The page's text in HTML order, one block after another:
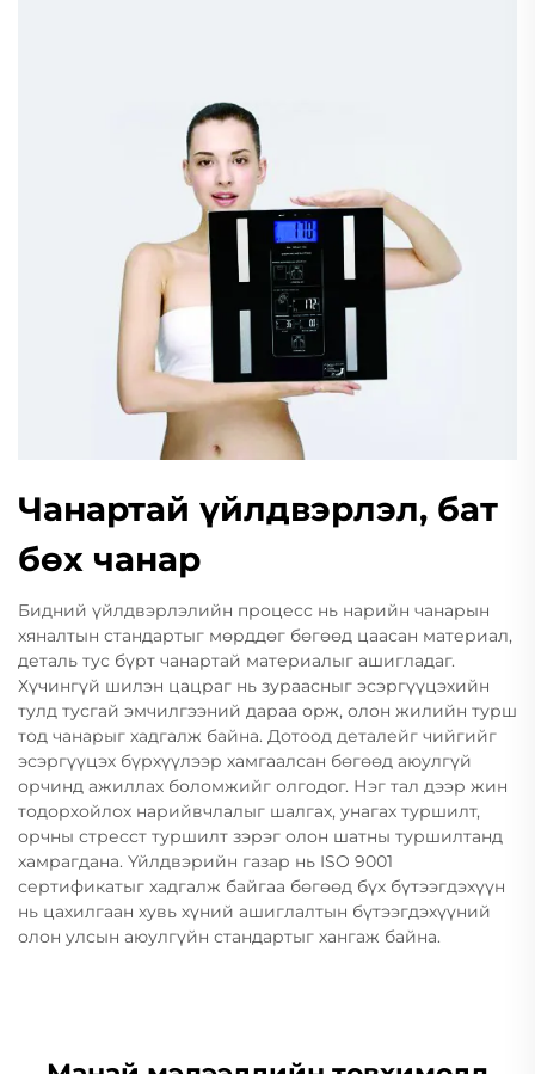
Чанартай үйлдвэрлэл, бат
бөх чанар
Бидний үйлдвэрлэлийн процесс нь нарийн чанарын
хяналтын стандартыг мөрддөг бөгөөд цаасан материал,
деталь тус бүрт чанартай материалыг ашигладаг.
Хүчингүй шилэн цацраг нь зураасныг эсэргүүцэхийн
тулд тусгай эмчилгээний дараа орж, олон жилийн турш
тод чанарыг хадгалж байна. Дотоод деталейг чийгийг
эсэргүүцэх бүрхүүлээр хамгаалсан бөгөөд аюулгүй
орчинд ажиллах боломжийг олгодог. Нэг тал дээр жин
тодорхойлох нарийвчлалыг шалгах, унагах туршилт,
орчны стресст туршилт зэрэг олон шатны туршилтанд
хамрагдана. Үйлдвэрийн газар нь ISO 9001
сертификатыг хадгалж байгаа бөгөөд бүх бүтээгдэхүүн
нь цахилгаан хувь хүний ашиглалтын бүтээгдэхүүний
олон улсын аюулгүйн стандартыг хангаж байна.